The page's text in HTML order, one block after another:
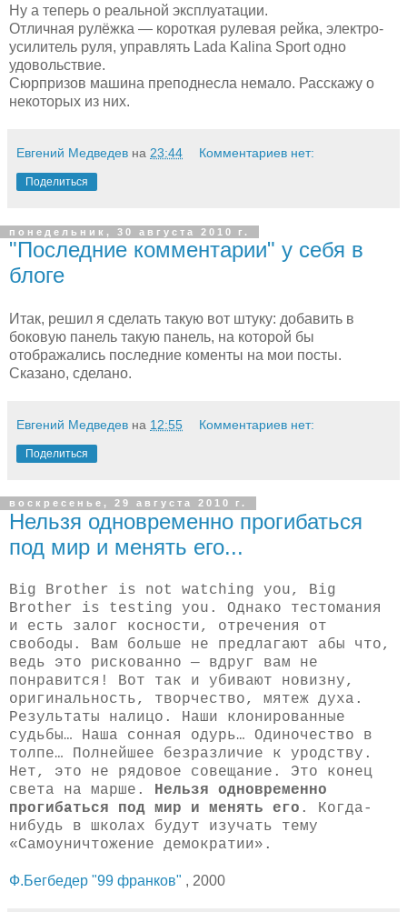
Ну а теперь о реальной эксплуатации.
Отличная рулёжка — короткая рулевая рейка, электро-
усилитель руля, управлять Lada Kalina Sport одно
удовольствие.
Сюрпризов машина преподнесла немало. Расскажу о
некоторых из них.
Евгений Медведев на 23:44 Комментариев нет:
Поделиться
понедельник, 30 августа 2010 г.
"Последние комментарии" у себя в
блоге
Итак, решил я сделать такую вот штуку: добавить в
боковую панель такую панель, на которой бы
отображались последние коменты на мои посты.
Сказано, сделано.
Евгений Медведев на 12:55 Комментариев нет:
Поделиться
воскресенье, 29 августа 2010 г.
Нельзя одновременно прогибаться
под мир и менять его...
Big Brother is not watching you, Big
Brother is testing you. Однако тестомания
и есть залог косности, отречения от
свободы. Вам больше не предлагают абы что,
ведь это рискованно — вдруг вам не
понравится! Вот так и убивают новизну,
оригинальность, творчество, мятеж духа.
Результаты налицо. Наши клонированные
судьбы… Наша сонная одурь… Одиночество в
толпе… Полнейшее безразличие к уродству.
Нет, это не рядовое совещание. Это конец
света на марше. Нельзя одновременно
прогибаться под мир и менять его . Когда-
нибудь в школах будут изучать тему
«Самоуничтожение демократии».
Ф.Бегбедер "99 франков" , 2000